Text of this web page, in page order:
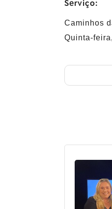
Serviço:
Caminhos
Quinta-